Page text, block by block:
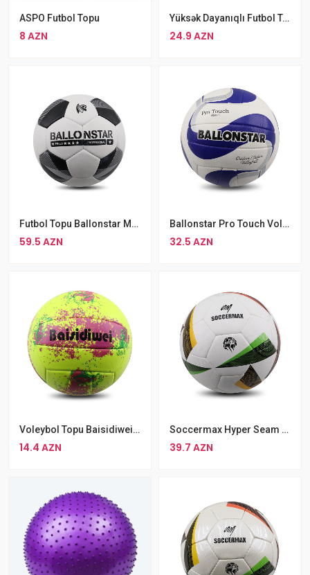
ASPO Futbol Topu
8 AZN
Yüksək Dayanıqlı Futbol Topu 5 Nömrəli
24.9 AZN
Futbol Topu Ballonstar MAQ-152 Dəri Nomre 5
59.5 AZN
Ballonstar Pro Touch Voleybol Topu V58L-3
32.5 AZN
Voleybol Topu Baisidiwei Rengli Voleybol Topu Sarı Rengli
14.4 AZN
Soccermax Hyper Seam Nömrə 5 Futbol Topu
39.7 AZN